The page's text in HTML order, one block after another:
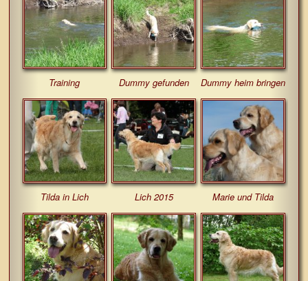
Training Dummy gefunden Dummy heim bringen
Tilda in Lich Lich 2015 Marie und Tilda